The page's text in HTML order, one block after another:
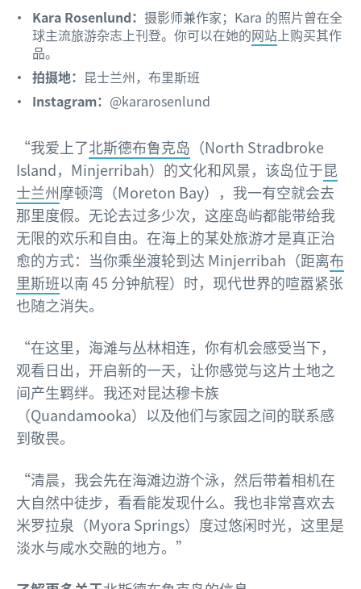
Kara Rosenlund： 摄影师兼作家；Kara 的照片曾在全
球主流旅游杂志上刊登。你可以在她的网站上购买其作
品。
拍摄地： 昆士兰州，布里斯班
Instagram： @kararosenlund
“我爱上了北斯德布鲁克岛 （North Stradbroke
Island，Minjerribah）的文化和风景，该岛位于昆
士兰州摩顿湾（Moreton Bay），我一有空就会去
那里度假。无论去过多少次，这座岛屿都能带给我
无限的欢乐和自由。在海上的某处旅游才是真正治
愈的方式：当你乘坐渡轮到达 Minjerribah（距离布
里斯班以南 45 分钟航程）时，现代世界的喧嚣紧张
也随之消失。
“在这里，海滩与丛林相连，你有机会感受当下，
观看日出，开启新的一天，让你感觉与这片土地之
间产生羁绊。我还对昆达穆卡族
（Quandamooka）以及他们与家园之间的联系感
到敬畏。
“清晨，我会先在海滩边游个泳，然后带着相机在
大自然中徒步，看看能发现什么。我也非常喜欢去
米罗拉泉（Myora Springs）度过悠闲时光，这里是
淡水与咸水交融的地方。”